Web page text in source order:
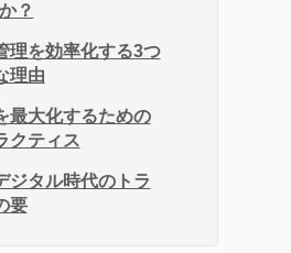
？
理を効率化する3つ
理由
最大化するための
クティス
ジタル時代のトラ
要